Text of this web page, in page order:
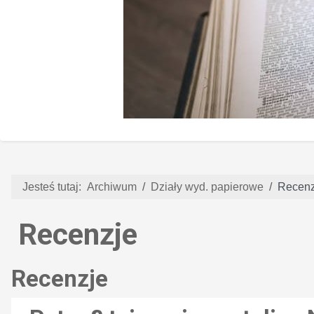
Jesteś tutaj: Archiwum Działy wyd. papierowe
Recenzje
Recenzje